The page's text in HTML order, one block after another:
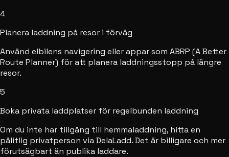
4
Planera laddning på resor i förväg
Använd elbilens navigering eller appar som ABRP (A Better
Route Planner) för att planera laddningsstopp på längre
resor.
5
Boka privata laddplatser för regelbunden laddning
Om du inte har tillgång till hemmaladdning, hitta en
pålitlig privatperson via DelaLadd. Det är billigare och mer
förutsägbart än publika laddare.